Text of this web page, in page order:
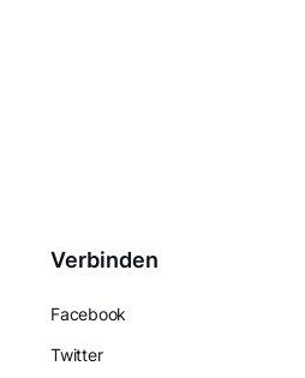
Verbinden
Facebook
Twitter